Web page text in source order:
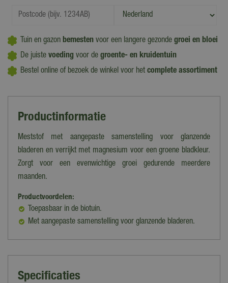
Tuin en gazon bemesten voor een langere gezonde groei en bloei
De juiste voeding voor de groente- en kruidentuin
Bestel online of bezoek de winkel voor het complete assortiment
Productinformatie
Meststof met aangepaste samenstelling voor glanzende
bladeren en verrijkt met magnesium voor een groene bladkleur.
Zorgt voor een evenwichtige groei gedurende meerdere
maanden.
Productvoordelen:
Toepasbaar in de biotuin.
Met aangepaste samenstelling voor glanzende bladeren.
Specificaties